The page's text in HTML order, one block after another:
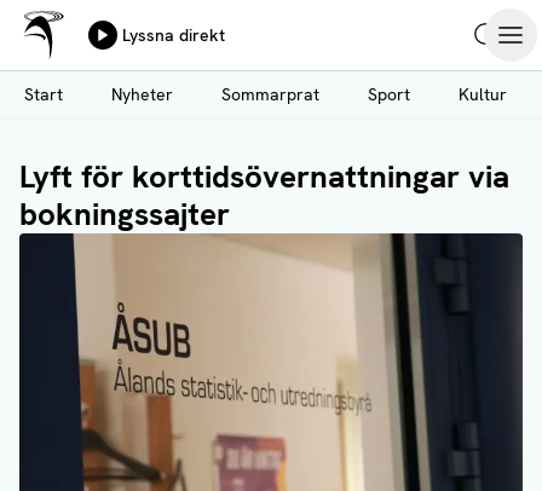
Hoppa
till
huvudinnehåll
Ålands Radio & TV
Lyssna direkt
Start
Nyheter Sommarprat Sport Kultur
Lyft för korttidsövernattningar via
bokningssajter